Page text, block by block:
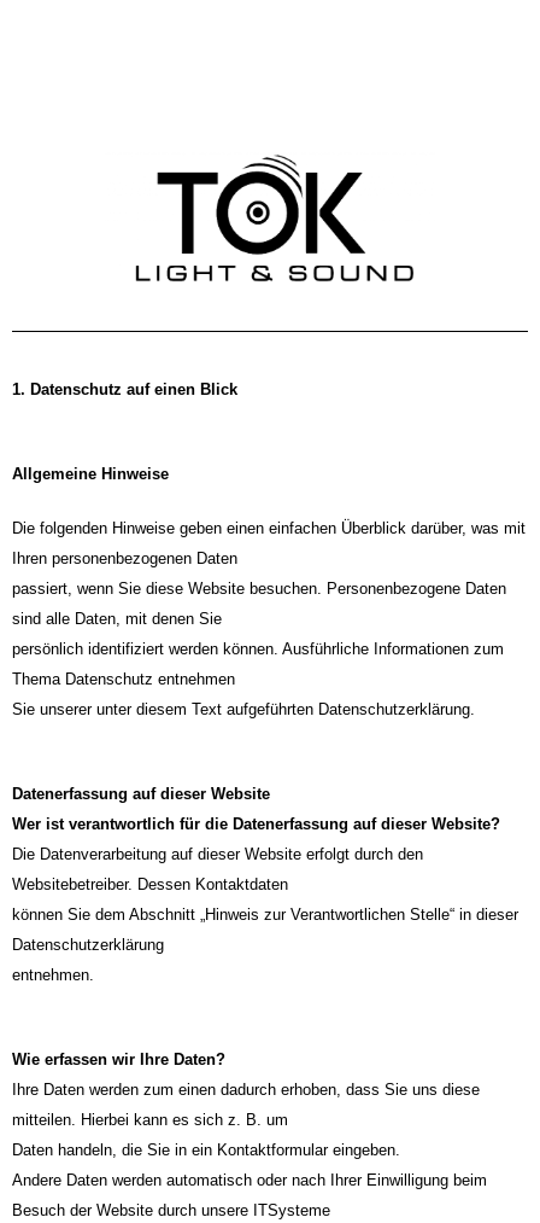
1. Datenschutz auf einen Blick
Allgemeine Hinweise
Die folgenden Hinweise geben einen einfachen Überblick darüber, was mit
Ihren personenbezogenen Daten
passiert, wenn Sie diese Website besuchen. Personenbezogene Daten
sind alle Daten, mit denen Sie
persönlich identifiziert werden können. Ausführliche Informationen zum
Thema Datenschutz entnehmen
Sie unserer unter diesem Text aufgeführten Datenschutzerklärung.
Datenerfassung auf dieser Website
Wer ist verantwortlich für die Datenerfassung auf dieser Website?
Die Datenverarbeitung auf dieser Website erfolgt durch den
Websitebetreiber. Dessen Kontaktdaten
können Sie dem Abschnitt „Hinweis zur Verantwortlichen Stelle“ in dieser
Datenschutzerklärung
entnehmen.
Wie erfassen wir Ihre Daten?
Ihre Daten werden zum einen dadurch erhoben, dass Sie uns diese
mitteilen. Hierbei kann es sich z. B. um
Daten handeln, die Sie in ein Kontaktformular eingeben.
Andere Daten werden automatisch oder nach Ihrer Einwilligung beim
Besuch der Website durch unsere ITSysteme